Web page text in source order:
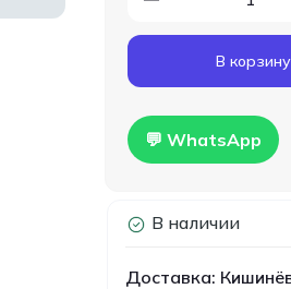
Гипсокартон
влагостойкий Knauf
1200x2500x12.5мм
В корзину
💬 WhatsApp
В наличии
Доставка: